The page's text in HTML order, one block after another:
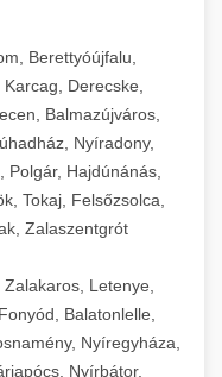
Berettyóújfalu,
Derecske,
Balmazújváros,
Nyíradony,
Hajdúnánás,
Tokaj, Felsőzsolca,
Zalaszentgrót
Letenye,
Balatonlelle,
Nyíregyháza,
Nyírbátor,